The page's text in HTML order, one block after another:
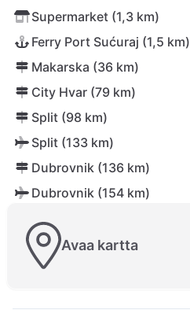
Supermarket (1,3 km)
Ferry Port Sućuraj (1,5 km)
Makarska (36 km)
City Hvar (79 km)
Split (98 km)
Split (133 km)
Dubrovnik (136 km)
Dubrovnik (154 km)
Avaa kartta